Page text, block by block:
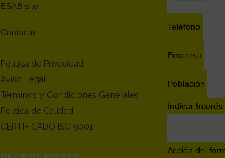
ESAB site
Contacto
Política de Privacidad
Aviso Legal
Términos y Condiciones Generales
Política de Calidad
CERTIFICADO ISO 9001
Teléfono
Empresa
Población
Indicar Interés
Acción del